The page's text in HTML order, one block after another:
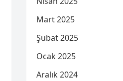
Mart 2025
Şubat 2025
Ocak 2025
Aralık 2024